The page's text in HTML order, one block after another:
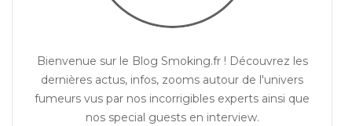
Bienvenue sur le Blog Smoking.fr ! Découvrez les
dernières actus, infos, zooms autour de l'univers
fumeurs vus par nos incorrigibles experts ainsi que
nos special guests en interview.